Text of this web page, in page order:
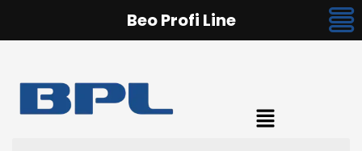
Beo Profi Line